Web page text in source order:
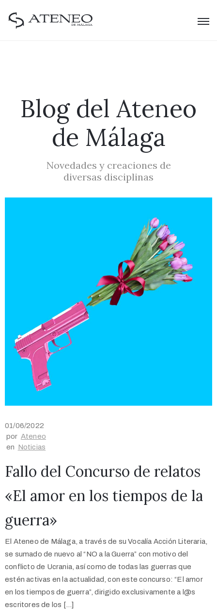
Blog del Ateneo
de Málaga
Novedades y creaciones de
diversas disciplinas
01/06/2022
por Ateneo
en Noticias
Fallo del Concurso de relatos
«El amor en los tiempos de la
guerra»
El Ateneo de Málaga, a través de su Vocalía Acción Literaria,
se sumado de nuevo al “NO a la Guerra” con motivo del
conflicto de Ucrania, así como de todas las guerras que
estén activas en la actualidad, con este concurso: “El amor
en los tiempos de guerra”, dirigido exclusivamente a l@s
escritores de los […]